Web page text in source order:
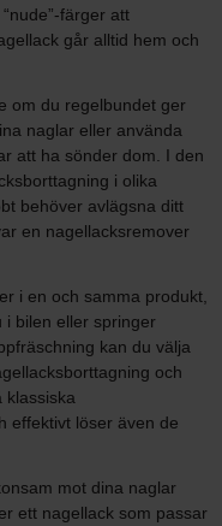
färger att
går alltid hem och
om du regelbundet ger
naglar eller använda
att ha sönder dom. I den
i olika
behöver avlägsna ditt
en nagellacksremover
i en och samma produkt,
i bilen eller springer
kan du välja
och
klassiska
effektivt löser även de
mot dina naglar
ett nagellack som passar